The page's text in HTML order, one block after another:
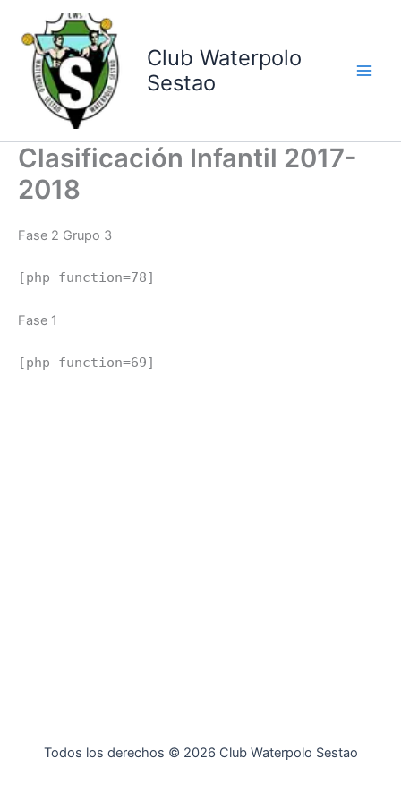
contenido
Club Waterpolo
Sestao
Clasificación Infantil 2017-
2018
Fase 2 Grupo 3
[php function=78]
Fase 1
[php function=69]
Todos los derechos © 2026 Club Waterpolo Sestao